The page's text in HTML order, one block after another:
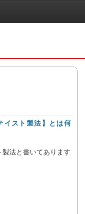
イスト製法】とは何
製法と書いてあります